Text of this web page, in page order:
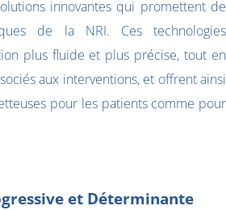
innovantes qui promettent de
de la NRI. Ces technologies
plus fluide et plus précise, tout en
aux interventions, et offrent ainsi
pour les patients comme pour
et Déterminante